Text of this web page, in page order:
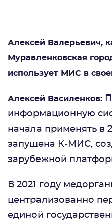
Алексей Валерьевич,
Муравленковская
использует МИС в
Алексей Василенков:
информационную
начала применять в
запущена К-МИС,
зарубежной
В 2021 году
централизованно
единой